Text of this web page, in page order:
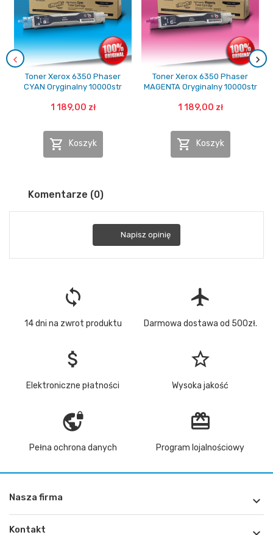
Toner Xerox 6350 Phaser
CYAN Oryginalny 10000str
1 189,00 zł
 Koszyk
Toner Xerox 6350 Phaser
MAGENTA Oryginalny 10000str
1 189,00 zł
 Koszyk
Komentarze (0)
Napisz opinię
loop
14 dni na zwrot produktu
flight
Darmowa dostawa od 500zł.
attach_money
Elektroniczne płatności
star_border
Wysoka jakość
vpn_lock
Pełna ochrona danych
redeem
Program lojalnościowy
Nasza firma 
Kontakt